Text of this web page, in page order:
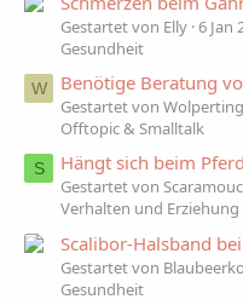
Gestartet von Elly 6 Jan
Gesundheit
W Benötige Beratung
Gestartet von
Offtopic & Smalltalk
S Hängt sich beim
Gestartet von
Verhalten und Erziehung
Scalibor-Halsband
Gestartet von
Gesundheit